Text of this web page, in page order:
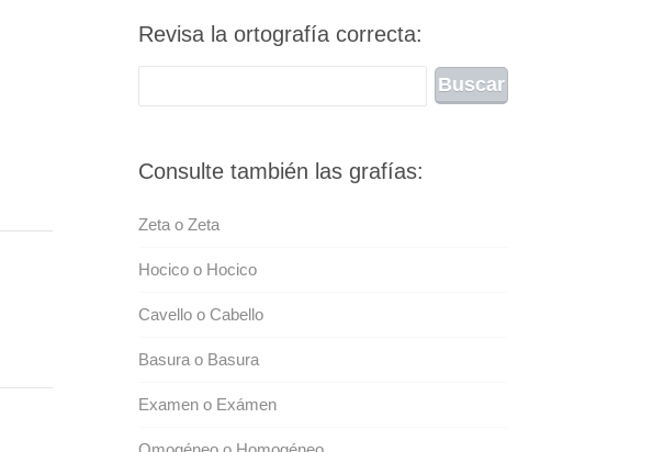
Revisa la ortografía correcta:
Consulte también las grafías:
Zeta o Zeta
Hocico o Hocico
Cavello o Cabello
Basura o Basura
Examen o Exámen